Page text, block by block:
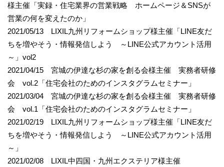
様主催「実録・住宅業界の営業戦略 ホームページ＆SNSが
営業の何を変えたのか」
2021/05/13 LIXIL九州リフォームショップ様主催「LINE友だ
ちを増やそう・情報発信しよう ～LINE公式アカウント活用
～」vol2
2021/04/15 宮城の伊達な杉の家を創る会様主催 実務者研修
会 vol.2「住宅会社のためのインスタグラムセミナー」
2021/03/04 宮城の伊達な杉の家を創る会様主催 実務者研修
会 vol.1「住宅会社のためのインスタグラムセミナー」
2021/02/19 LIXIL九州リフォームショップ様主催「LINE友だ
ちを増やそう・情報発信しよう ～LINE公式アカウント活用
～」
2021/02/08 LIXIL中四国・九州エクステリア様主催